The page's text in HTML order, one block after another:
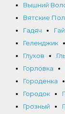
Вышний
Вятские
Гадяч
Гай
Геленджик
Глухов
Горловка
Городенка
Городок
Грозный